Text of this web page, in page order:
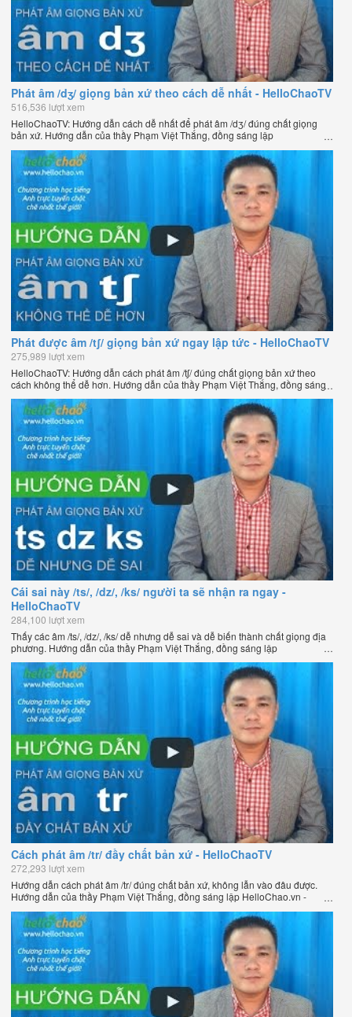
Phát âm /dʒ/ giọng bản xứ theo cách dễ nhất - HelloChaoTV
516,536 lượt xem
HelloChaoTV: Hướng dẫn cách dễ nhất để phát âm /dʒ/ đúng chất giọng
bản xứ. Hướng dẫn của thầy Phạm Việt Thắng, đồng sáng lập
HelloChao.vn - Chương trình dạy tiếng Anh trực tuyến chặt chẽ nhất thế
giới.
Phát được âm /tʃ/ giọng bản xứ ngay lập tức - HelloChaoTV
275,989 lượt xem
HelloChaoTV: Hướng dẫn cách phát âm /tʃ/ đúng chất giọng bản xứ theo
cách không thể dễ hơn. Hướng dẫn của thầy Phạm Việt Thắng, đồng sáng
lập HelloChao.vn - Chương trình dạy tiếng Anh trực tuyến chặt chẽ nhất
thế giới.
Cái sai này /ts/, /dz/, /ks/ người ta sẽ nhận ra ngay -
HelloChaoTV
284,100 lượt xem
Thấy các âm /ts/, /dz/, /ks/ dễ nhưng dễ sai và dễ biến thành chất giọng địa
phương. Hướng dẫn của thầy Phạm Việt Thắng, đồng sáng lập
HelloChao.vn - Chương trình dạy tiếng Anh trực tuyến chặt chẽ nhất thế
giới.
Cách phát âm /tr/ đầy chất bản xứ - HelloChaoTV
272,293 lượt xem
Hướng dẫn cách phát âm /tr/ đúng chất bản xứ, không lẫn vào đâu được.
Hướng dẫn của thầy Phạm Việt Thắng, đồng sáng lập HelloChao.vn -